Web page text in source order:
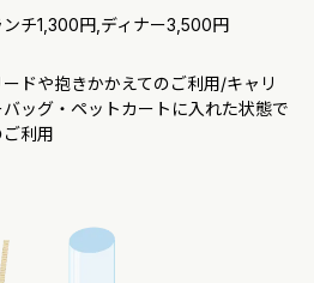
ンチ1,300円,ディナー3,500円
ードや抱きかかえてのご利用/キャリ
バッグ・ペットカートに入れた状態で
ご利用